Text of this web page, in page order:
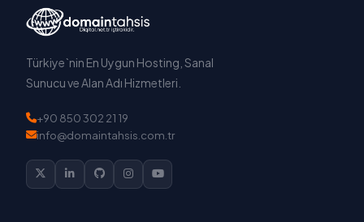
Türkiye`nin En Uygun Hosting, Sanal
Sunucu ve Alan Adı Hizmetleri.
+90 850 302 21 19
info@domaintahsis.com.tr